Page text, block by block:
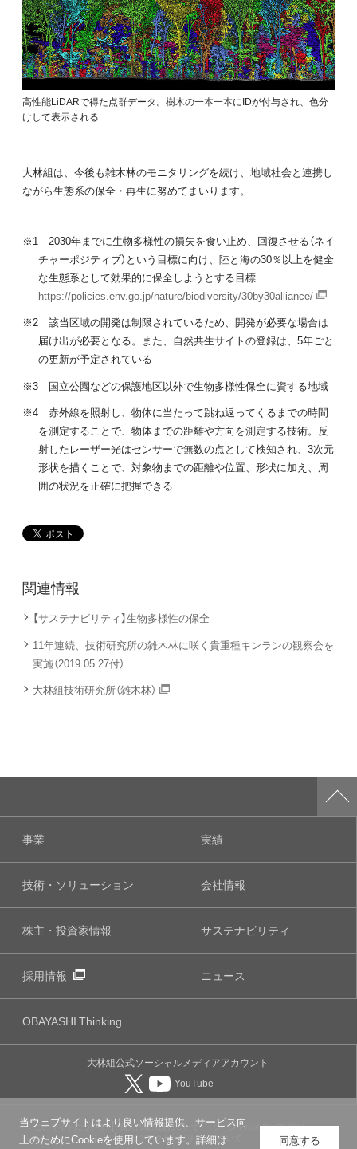
当ウェブサイトはより良い情報提供、サービス向
上のためにCookieを使用しています。詳細は
同意する
高性能LiDARで得た点群データ。樹木の一本一本にIDが付与され、色分
けして表示される
大林組は、今後も雑木林のモニタリングを続け、地域社会と連携し
ながら生態系の保全・再生に努めてまいります。
※1 2030年までに生物多様性の損失を食い止め、回復させる（ネイ
チャーポジティブ）という目標に向け、陸と海の30％以上を健全
な生態系として効果的に保全しようとする目標
https://policies.env.go.jp/nature/biodiversity/30by30alliance/
※2 該当区域の開発は制限されているため、開発が必要な場合は
届け出が必要となる。また、自然共生サイトの登録は、5年ごと
の更新が予定されている
※3 国立公園などの保護地区以外で生物多様性保全に資する地域
※4 赤外線を照射し、物体に当たって跳ね返ってくるまでの時間
を測定することで、物体までの距離や方向を測定する技術。反
射したレーザー光はセンサーで無数の点として検知され、3次元
形状を描くことで、対象物までの距離や位置、形状に加え、周
囲の状況を正確に把握できる
関連情報
【サステナビリティ】生物多様性の保全
11年連続、技術研究所の雑木林に咲く貴重種キンランの観察会を
実施（2019.05.27付）
大林組技術研究所（雑木林）
事業 実績
技術・ソリューション 会社情報
株主・投資家情報 サステナビリティ
採用情報 ニュース
OBAYASHIThinking
大林組公式ソーシャルメディアアカウント
YouTube
このサイトについて 個人情報保護について
ソーシャルメディアポリシー
ウェブアクセシビリティについて